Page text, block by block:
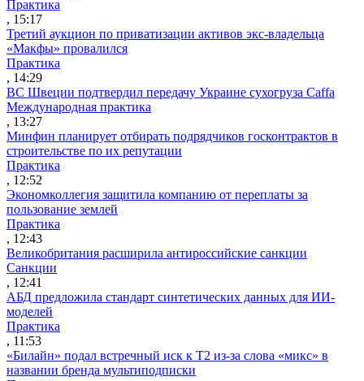
Практика
, 15:17
Третий аукцион по приватизации активов экс-владельца
«Макфы» провалился
Практика
, 14:29
ВС Швеции подтвердил передачу Украине сухогруза Caffa
Международная практика
, 13:27
Минфин планирует отбирать подрядчиков госконтрактов в
строительстве по их репутации
Практика
, 12:52
Экономколлегия защитила компанию от переплаты за
пользование землей
Практика
, 12:43
Великобритания расширила антироссийские санкции
Санкции
, 12:41
АБД предложила стандарт синтетических данных для ИИ-
моделей
Практика
, 11:53
«Билайн» подал встречный иск к Т2 из-за слова «микс» в
названии бренда мультиподписки